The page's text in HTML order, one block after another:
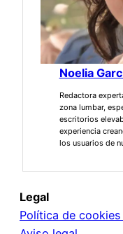
Noelia
Redactora
zona lumbar,
escritorios
experiencia
los usuarios de
Legal
Política de cookies